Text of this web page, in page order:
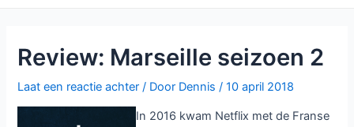
Review: Marseille seizoen 2
Laat een reactie achter / Door Dennis/10 april 2018
In 2016 kwam Netflix met de Franse